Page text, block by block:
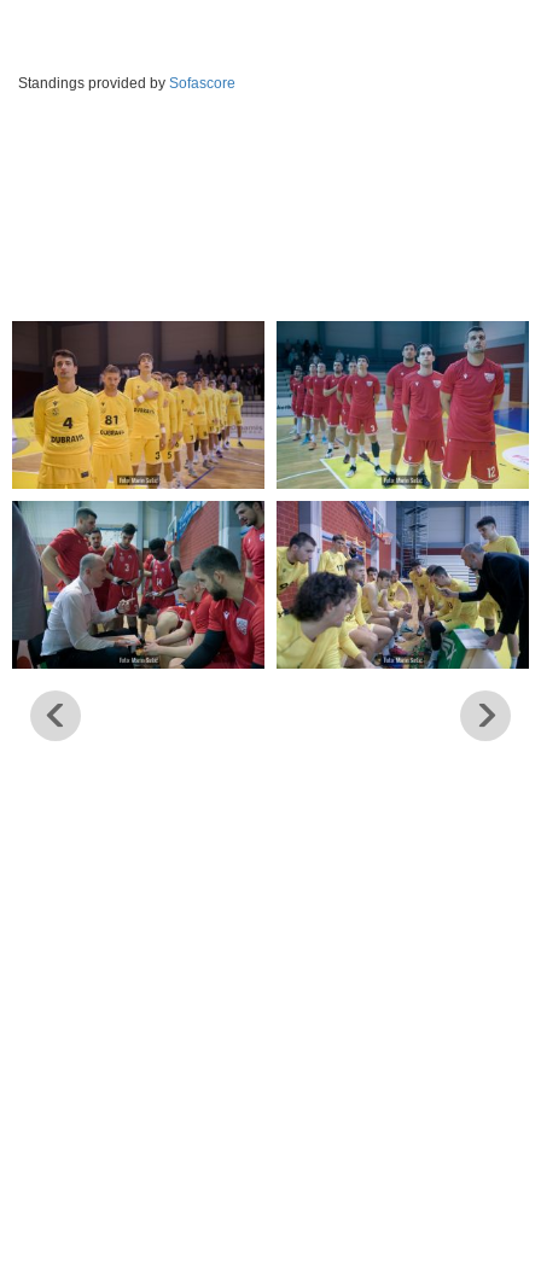
Standings provided by Sofascore